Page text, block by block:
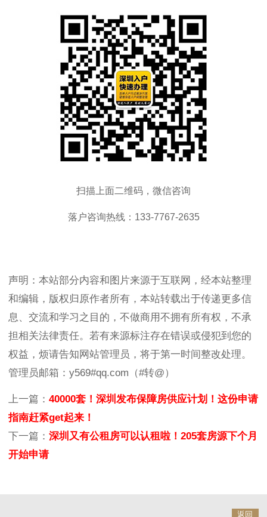
扫描上面二维码，微信咨询
落户咨询热线：133-7767-2635
声明：本站部分内容和图片来源于互联网，经本站整理
和编辑，版权归原作者所有，本站转载出于传递更多信
息、交流和学习之目的，不做商用不拥有所有权，不承
担相关法律责任。若有来源标注存在错误或侵犯到您的
权益，烦请告知网站管理员，将于第一时间整改处理。
管理员邮箱：y569#qq.com（#转@）
上一篇： 40000套！深圳发布保障房供应计划！这份申请
指南赶紧get起来！
下一篇： 深圳又有公租房可以认租啦！205套房源下个月
开始申请
返回